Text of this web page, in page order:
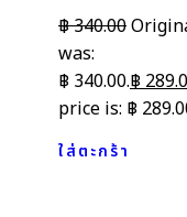
฿340.00
was:
฿ 340.00.฿
price is: ฿
ใส่ตะกร้า